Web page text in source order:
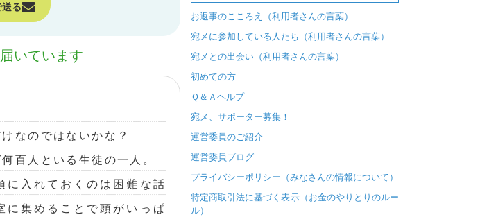
送る
いています
なのではないかな？
百人といる生徒の一人。
に入れておくのは困難な話
に集めることで頭がいっぱ
お返事のこころえ（利用者さんの言葉）
宛メに参加している人たち（利用者さんの言葉）
宛メとの出会い（利用者さんの言葉）
初めての方
Ｑ＆Ａヘルプ
宛メ、サポーター募集！
運営委員のご紹介
運営委員ブログ
プライバシーポリシー（みなさんの情報について）
特定商取引法に基づく表示（お金のやりとりのルー
ル）